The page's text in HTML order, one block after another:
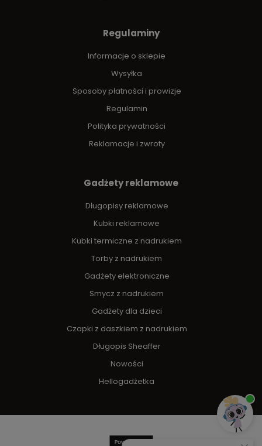
Regulaminy
Informacje o sklepie
Wysyłka
Sposoby płatności i prowizje
Regulamin
Polityka prywatności
Reklamacje i zwroty
Gadżety reklamowe
Długopisy reklamowe
Kubki reklamowe
Kubki termiczne z nadrukiem
Torby z nadrukiem
Gadżety elektroniczne
Smycz z nadrukiem
Gadżety dla dzieci
Czapki z daszkiem z nadrukiem
Długopis Sheaffer
Nowości
Hellogadżetka